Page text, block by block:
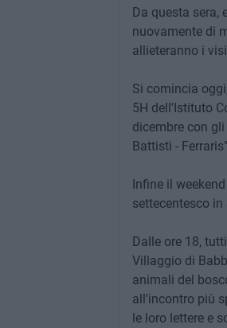
Da questa sera,
nuovamente di
allieteranno i
Si comincia
5H dell'Istituto
dicembre con
Battisti -
Infine il
settecentesco
Dalle ore 18,
Villaggio di
animali del
all'incontro più
le loro lettere e